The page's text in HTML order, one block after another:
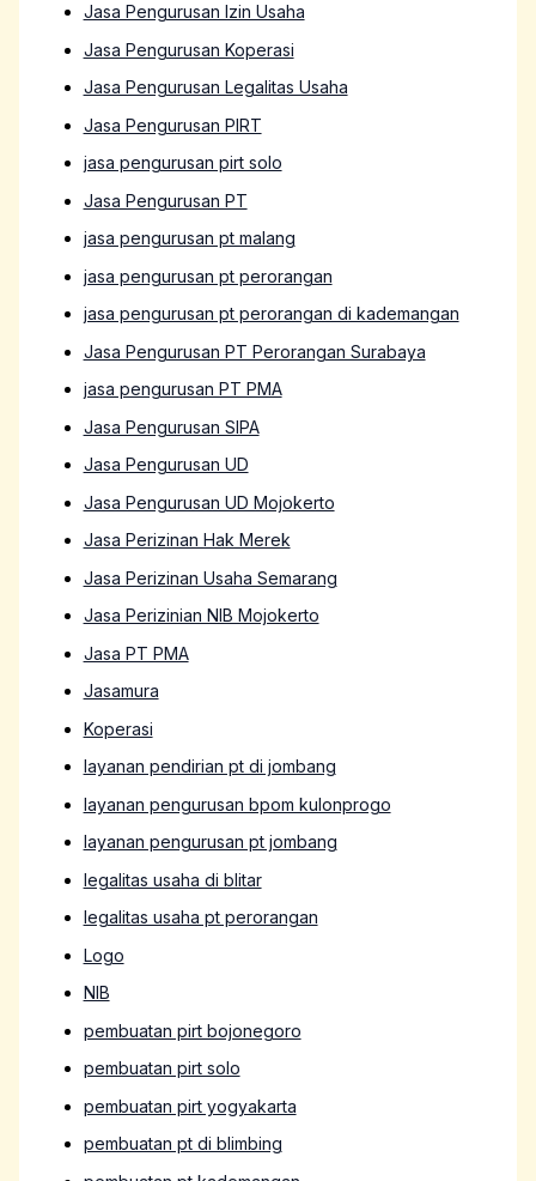
Jasa Pengurusan Izin Usaha
Jasa Pengurusan Koperasi
Jasa Pengurusan Legalitas Usaha
Jasa Pengurusan PIRT
jasa pengurusan pirt solo
Jasa Pengurusan PT
jasa pengurusan pt malang
jasa pengurusan pt perorangan
jasa pengurusan pt perorangan di kademangan
Jasa Pengurusan PT Perorangan Surabaya
jasa pengurusan PT PMA
Jasa Pengurusan SIPA
Jasa Pengurusan UD
Jasa Pengurusan UD Mojokerto
Jasa Perizinan Hak Merek
Jasa Perizinan Usaha Semarang
Jasa Perizinian NIB Mojokerto
Jasa PT PMA
Jasamura
Koperasi
layanan pendirian pt di jombang
layanan pengurusan bpom kulonprogo
layanan pengurusan pt jombang
legalitas usaha di blitar
legalitas usaha pt perorangan
Logo
NIB
pembuatan pirt bojonegoro
pembuatan pirt solo
pembuatan pirt yogyakarta
pembuatan pt di blimbing